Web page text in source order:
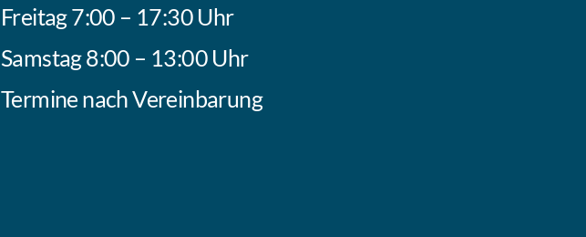
Freitag 7:00 – 17:30 Uhr
Samstag 8:00 – 13:00 Uhr
Termine nach Vereinbarung